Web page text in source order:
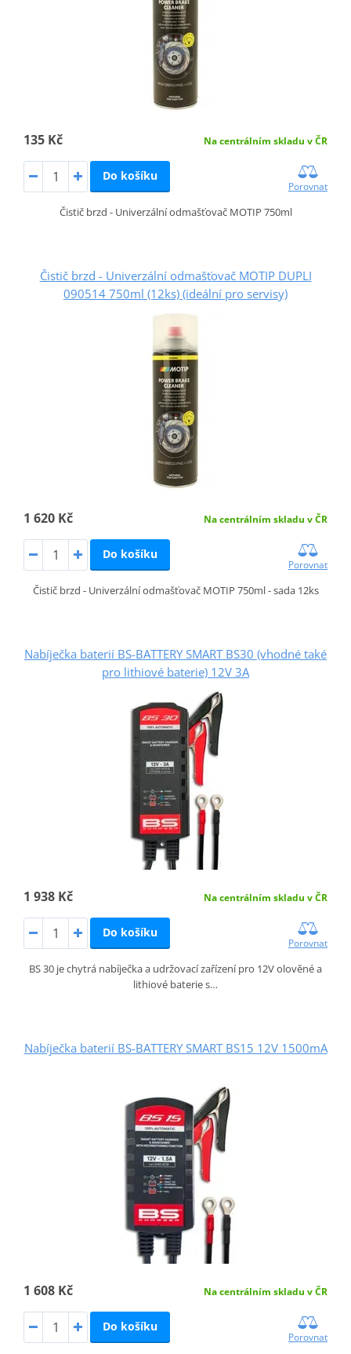
135 Kč Na centrálním skladu v ČR
Do košíku
Porovnat
Čistič brzd - Univerzální odmašťovač MOTIP 750ml
Čistič brzd - Univerzální odmašťovač MOTIP DUPLI
090514 750ml (12ks) (ideální pro servisy)
1 620 Kč Na centrálním skladu v ČR
Do košíku
Porovnat
Čistič brzd - Univerzální odmašťovač MOTIP 750ml - sada 12ks
Nabíječka baterií BS-BATTERY SMART BS30 (vhodné také
pro lithiové baterie) 12V 3A
1 938 Kč Na centrálním skladu v ČR
Do košíku
Porovnat
BS 30 je chytrá nabíječka a udržovací zařízení pro 12V olověné a
lithiové baterie s…
Nabíječka baterií BS-BATTERY SMART BS15 12V 1500mA
1 608 Kč Na centrálním skladu v ČR
Do košíku
Porovnat